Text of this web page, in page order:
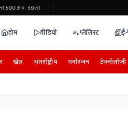
500 अंक उछला
होम वीडियो प्लेलिस्ट
खेल अंतर्राष्ट्रीय मनोरंजन टेक्नोलॉजी